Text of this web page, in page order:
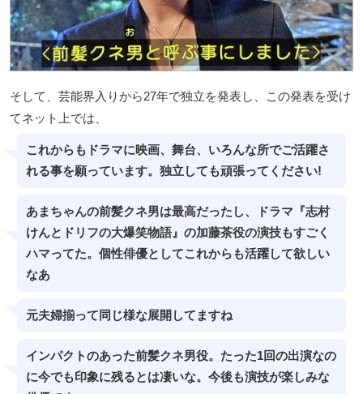
そして、芸能界入りから27年で独立を発表し、この発表を受け
てネット上では、
これからもドラマに映画、舞台、いろんな所でご活躍さ
れる事を願っています。独立しても頑張ってください!
あまちゃんの前髪クネ男は最高だったし、ドラマ『志村
けんとドリフの大爆笑物語』の加藤茶役の演技もすごく
ハマってた。個性俳優としてこれからも活躍して欲しい
なあ
元夫婦揃って同じ様な展開してますね
インパクトのあった前髪クネ男役。たった1回の出演なの
に今でも印象に残るとは凄いな。今後も演技が楽しみな